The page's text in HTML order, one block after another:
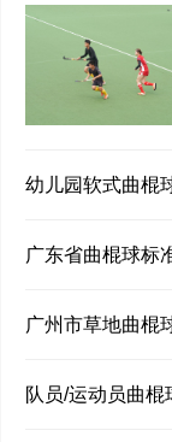
幼儿园软式曲棍
别？看幼儿训练
广东省曲棍球标
年的热血活动
广州市草地曲棍
合13岁幼儿的热
队员/运动员曲